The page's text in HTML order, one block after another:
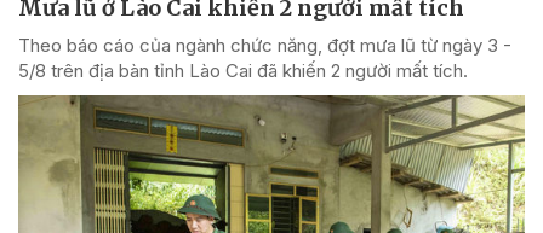
Mưa lũ ở Lào Cai khiến 2 người mất tích
Theo báo cáo của ngành chức năng, đợt mưa lũ từ ngày 3 -
5/8 trên địa bàn tỉnh Lào Cai đã khiến 2 người mất tích.